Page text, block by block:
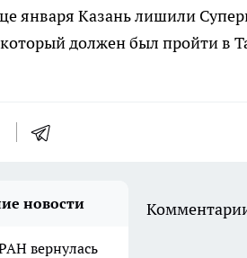
января Казань лишили
должен был пройти в
новости
вернулась